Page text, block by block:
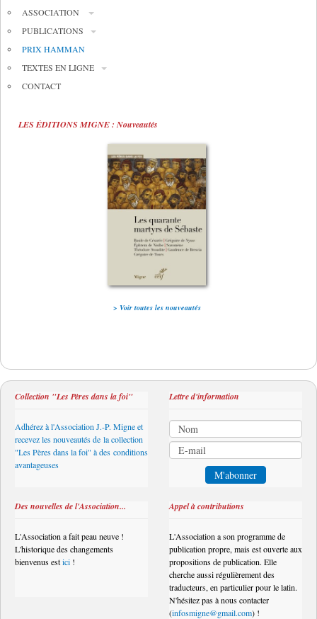
ASSOCIATION
PUBLICATIONS
PRIX HAMMAN
TEXTES EN LIGNE
CONTACT
LES ÉDITIONS MIGNE : Nouveautés
> Voir toutes les nouveautés
Collection "Les Pères dans la foi"
Adhérez à l'Association J.-P. Migne et
recevez les nouveautés de la collection
"Les Pères dans la foi" à des conditions
avantageuses
Lettre d'information
Des nouvelles de l'Association...
L'Association a fait peau neuve !
L'historique des changements
bienvenus estici !
Appel à contributions
L'Association a son programme de
publication propre, mais est ouverte aux
propositions de publication. Elle
cherche aussi régulièrement des
traducteurs, en particulier pour le latin.
N'hésitez pas à nous contacter
(infosmigne@gmail.com) !